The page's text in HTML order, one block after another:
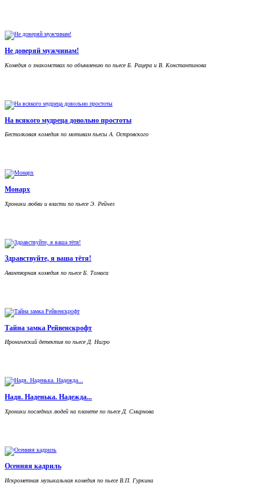
Не доверяй мужчинам!
Комедия о знакомствах по объявлению по пьесе Б. Рацера и В. Константинова
На всякого мудреца довольно простоты
Бестолковая комедия по мотивам пьесы А. Островского
Монарх
Хроники любви и власти по пьесе Э. Рейчел
Здравствуйте, я ваша тётя!
Авантюрная комедия по пьесе Б. Томаса
Тайна замка Рейвенскрофт
Иронический детектив по пьесе Д. Нигро
Надя. Наденька. Надежда...
Хроники последних людей на планете по пьесе Д. Смирнова
Осенняя кадриль
Искрометная музыкальная комедия по пьесе В.П. Гуркина